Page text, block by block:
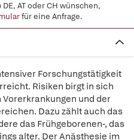
AT oder CH wünschen,
für eine Anfrage.
Forschungstätigkeit
Risiken birgt in sich
und der
Dazu zählt auch das
das Frühgeborenen-, das
alter. Der Anästhesie im